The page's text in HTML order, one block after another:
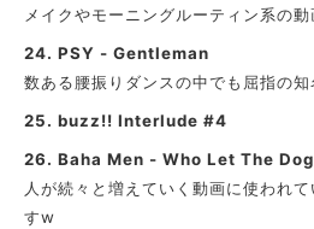
メイクやモーニングルーティン系の
24. PSY - Gentleman
数ある腰振りダンスの中でも屈指の知
25. buzz!! Interlude #4
26. Baha Men - Who Let The
人が続々と増えていく動画に使われ
すw